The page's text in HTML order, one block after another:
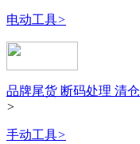
电动工具>
品牌尾货 断码处理 清仓
>
手动工具>